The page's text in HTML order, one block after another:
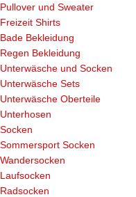
Pullover und Sweater
Freizeit Shirts
Bade Bekleidung
Regen Bekleidung
Unterwäsche und Socken
Unterwäsche Sets
Unterwäsche Oberteile
Unterhosen
Socken
Sommersport Socken
Wandersocken
Laufsocken
Radsocken